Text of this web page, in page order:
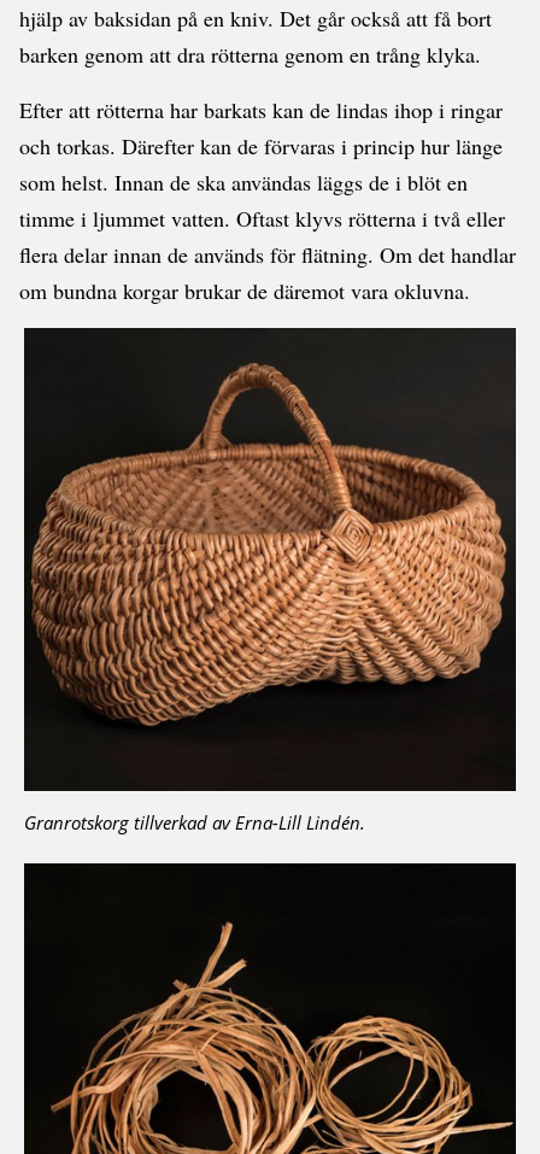
hjälp av baksidan på en kniv. Det går också att få bort
barken genom att dra rötterna genom en trång klyka.
Efter att rötterna har barkats kan de lindas ihop i ringar
och torkas. Därefter kan de förvaras i princip hur länge
som helst. Innan de ska användas läggs de i blöt en
timme i ljummet vatten. Oftast klyvs rötterna i två eller
flera delar innan de används för flätning. Om det handlar
om bundna korgar brukar de däremot vara okluvna.
Granrotskorg tillverkad av Erna-Lill Lindén.